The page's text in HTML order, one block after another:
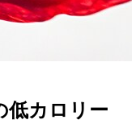
低カロリー